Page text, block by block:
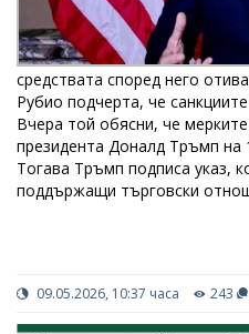
средствата според него
Рубио подчерта, че
Вчера той обясни, че
президента Доналд Тръмп на
Тогава Тръмп подписа указ,
поддържащи търговски
09.05.2026, 10:37 часа 243